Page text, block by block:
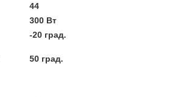
44
300 Вт
-20 град.
50 град.